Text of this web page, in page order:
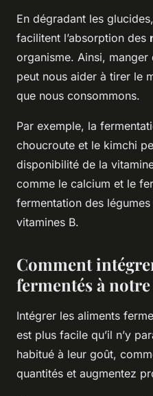
En dégradant les
facilitent l’absorption des
organisme. Ainsi,
peut nous aider à tirer le
que nous consommons.
Par exemple, la
choucroute et le kimchi
disponibilité de la
comme le calcium et le
fermentation des
vitamines B.
Comment
fermentés à
Intégrer les aliments
est plus facile qu’il n’y
habitué à leur goût,
quantités et augmentez